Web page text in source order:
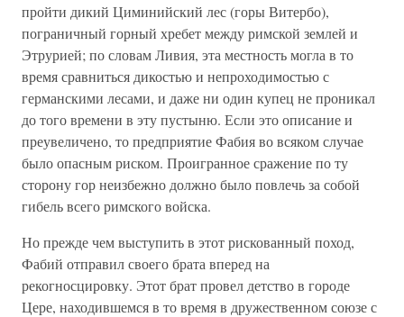
пройти дикий Циминийский лес (горы Витербо),
пограничный горный хребет между римской землей и
Этрурией; по словам Ливия, эта местность могла в то
время сравниться дикостью и непроходимостью с
германскими лесами, и даже ни один купец не проникал
до того времени в эту пустыню. Если это описание и
преувеличено, то предприятие Фабия во всяком случае
было опасным риском. Проигранное сражение по ту
сторону гор неизбежно должно было повлечь за собой
гибель всего римского войска.
Но прежде чем выступить в этот рискованный поход,
Фабий отправил своего брата вперед на
рекогносцировку. Этот брат провел детство в городе
Цере, находившемся в то время в дружественном союзе с